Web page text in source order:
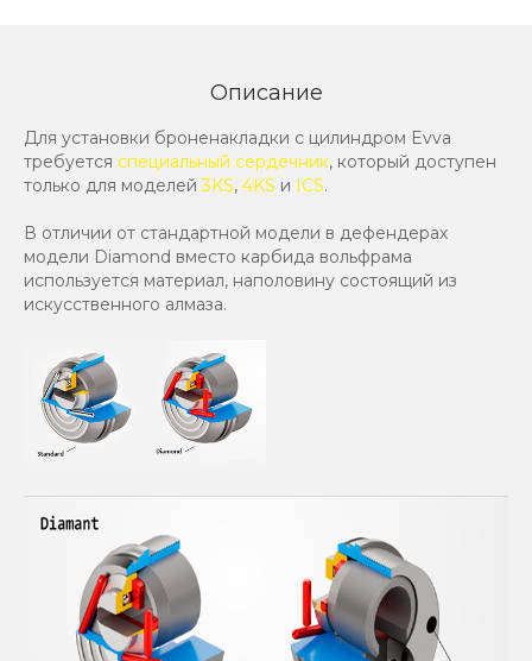
Описание
Для установки броненакладки с цилиндром Evva
требуется специальный сердечник, который доступен
только для моделей3KS, 4KS и ICS.
В отличии от стандартной модели в дефендерах
модели Diamond вместо карбида вольфрама
используется материал, наполовину состоящий из
искусственного алмаза.